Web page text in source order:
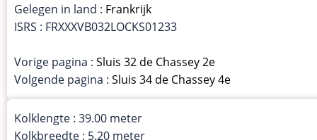
Gelegen in land : Frankrijk
ISRS : FRXXXVB032LOCKS01233
Vorige pagina : Sluis 32 de Chassey 2e
Volgende pagina : Sluis 34 de Chassey 4e
Kolklengte : 39.00 meter
Kolkbreedte : 5.20 meter